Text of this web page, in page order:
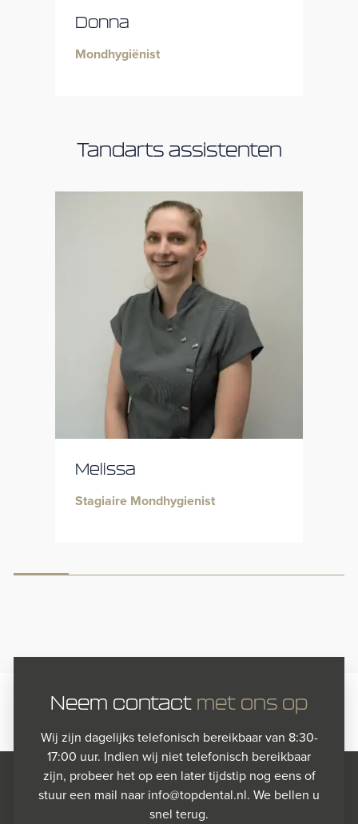
Donna
Mondhygiënist
Tandarts assistenten
Melissa
Stagiaire Mondhygienist
Neem contact met ons op
Wij zijn dagelijks telefonisch bereikbaar van 8:30-
17:00 uur. Indien wij niet telefonisch bereikbaar
zijn, probeer het op een later tijdstip nog eens of
stuur een mail naar info@topdental.nl. We bellen u
snel terug.